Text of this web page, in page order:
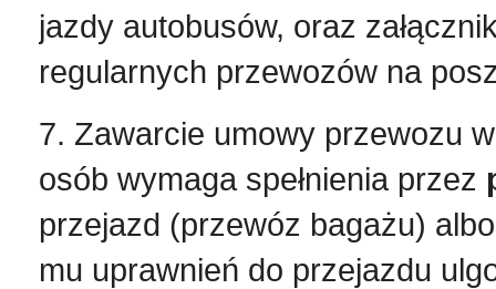
jazdy autobusów, oraz
regularnych przewozów na
7. Zawarcie umowy przewozu
osób wymaga spełnienia przez
przejazd (przewóz bagażu)
mu uprawnień do przejazdu